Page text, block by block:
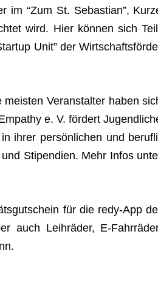
im “Zum St. Sebas­tian”,
wird. Hier kön­nen sich
Unit” der
Ver­an­stal­ter haben
e. V. för­dert
ihrer per­sön­li­chen und
Sti­pen­dien. Mehr Infos
für die redy-App
auch Leih­rä­der,